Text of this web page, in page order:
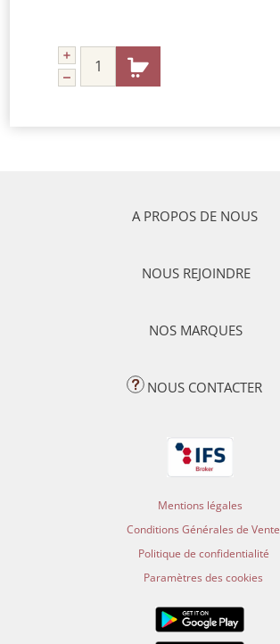
A PROPOS DE NOUS
NOUS REJOINDRE
NOS MARQUES
NOUS CONTACTER
Mentions légales
Conditions Générales de Vente
Politique de confidentialité
Paramètres des cookies